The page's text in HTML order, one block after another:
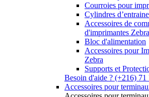
Courroies pour
Cylindres
Accessoires de
d'imprimantes Zebra
Bloc d'alimentation
Accessoires pour
Zebra
Supports et
Besoin d'aide ? (+216) 71
Accessoires pour